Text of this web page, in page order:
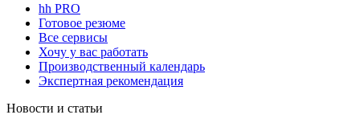
hh PRO
Готовое резюме
Все сервисы
Хочу у вас работать
Производственный календарь
Экспертная рекомендация
Новости и статьи